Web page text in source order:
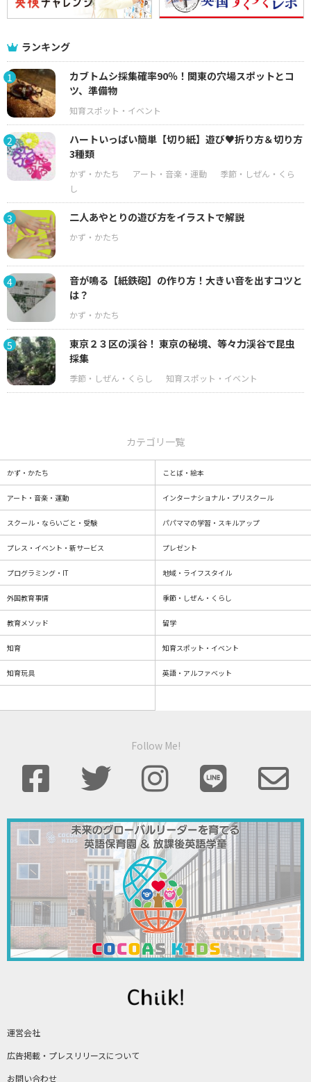
ランキング
1
カブトムシ採集確率90％！関東の穴場スポットとコ
ツ、準備物
2
ハートいっぱい簡単【切り紙】遊び♥折り方＆切り方
3種類
3 二人あやとりの遊び方をイラストで解説
4
音が鳴る【紙鉄砲】の作り方！大きい音を出すコツと
は？
5
東京２３区の渓谷！ 東京の秘境、等々力渓谷で昆虫
採集
運営会社
広告掲載・プレスリリースについて
お問い合わせ
カテゴリ一覧
かず・かたち ことば・絵本
アート・音楽・運動 インターナショナル・プリスクール
スクール・ならいごと・受験 パパママの学習・スキルアップ
プレス・イベント・新サービス プレゼント
プログラミング・IT 地域・ライフスタイル
外国教育事情 季節・しぜん・くらし
教育メソッド 留学
知育 知育スポット・イベント
知育玩具 英語・アルファベット
Follow Me!